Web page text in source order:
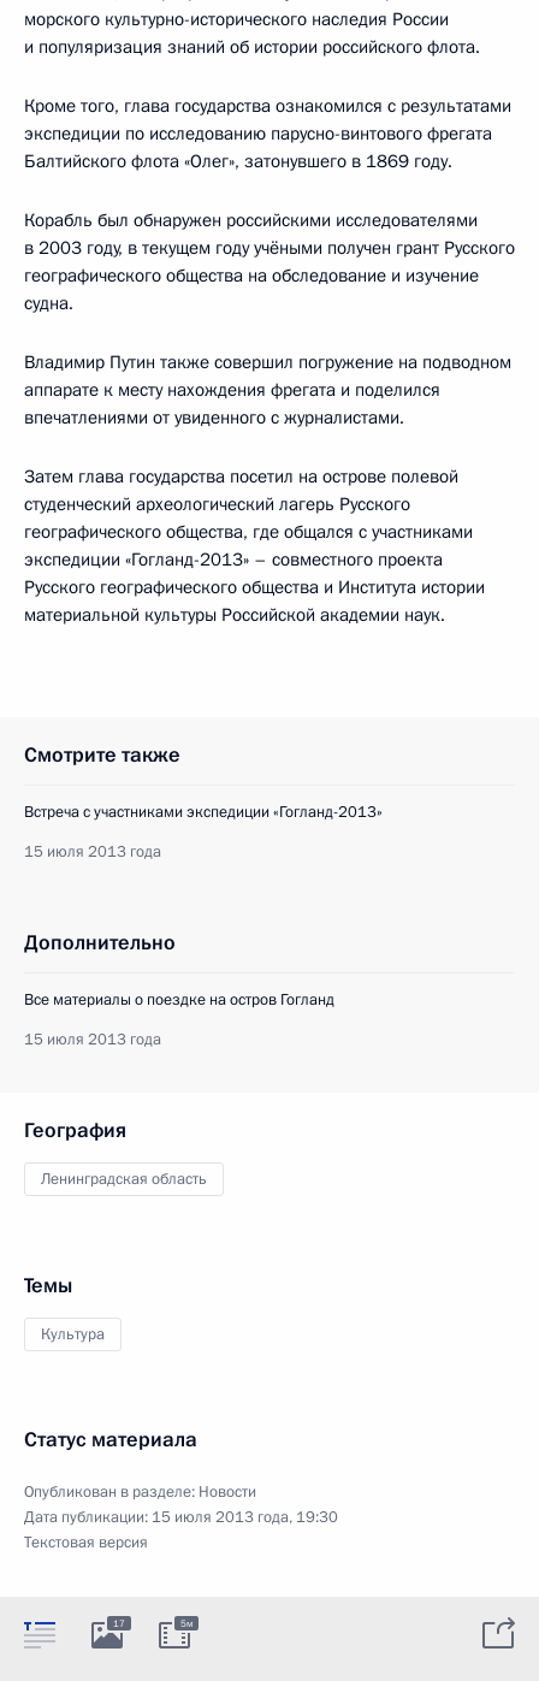
морского культурно-исторического наследия России
и популяризация знаний об истории российского флота.
Кроме того, глава государства ознакомился с результатами
экспедиции по исследованию парусно-винтового фрегата
Балтийского флота «Олег», затонувшего в 1869 году.
Корабль был обнаружен российскими исследователями
в 2003 году, в текущем году учёными получен грант Русского
географического общества на обследование и изучение
судна.
Владимир Путин также совершил погружение на подводном
аппарате к месту нахождения фрегата и поделился
впечатлениями от увиденного с журналистами.
Затем глава государства посетил на острове полевой
студенческий археологический лагерь Русского
географического общества, где общался с участниками
экспедиции «Гогланд-2013» – совместного проекта
Русского географического общества и Института истории
материальной культуры Российской академии наук.
Смотрите также
Встреча с участниками экспедиции «Гогланд-2013»
15 июля 2013 года
Дополнительно
Все материалы о поездке на остров Гогланд
15 июля 2013 года
География
Ленинградская область
Темы
Культура
Статус материала
Опубликован в разделе: Новости
Дата публикации: 15 июля 2013 года, 19:30
Текстовая версия
17 5м